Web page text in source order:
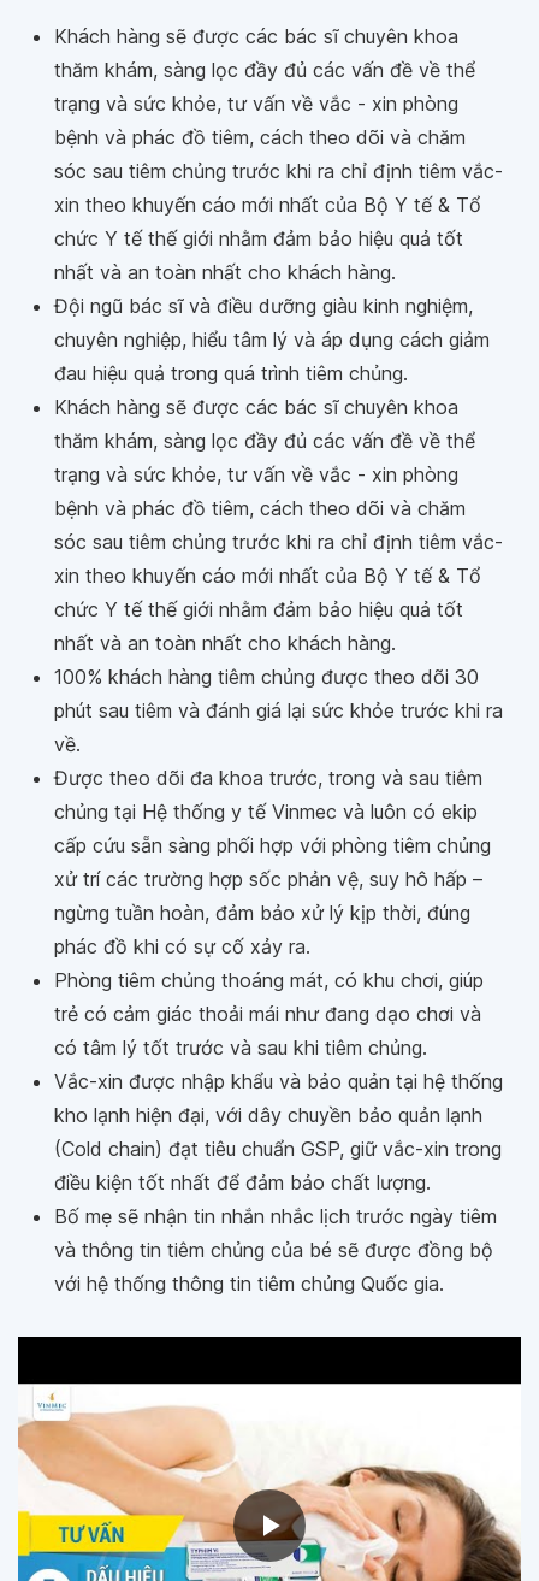
Khách hàng sẽ được các bác sĩ chuyên khoa
thăm khám, sàng lọc đầy đủ các vấn đề về thể
trạng và sức khỏe, tư vấn về vắc - xin phòng
bệnh và phác đồ tiêm, cách theo dõi và chăm
sóc sau tiêm chủng trước khi ra chỉ định tiêm vắc-
xin theo khuyến cáo mới nhất của Bộ Y tế & Tổ
chức Y tế thế giới nhằm đảm bảo hiệu quả tốt
nhất và an toàn nhất cho khách hàng.
Đội ngũ bác sĩ và điều dưỡng giàu kinh nghiệm,
chuyên nghiệp, hiểu tâm lý và áp dụng cách giảm
đau hiệu quả trong quá trình tiêm chủng.
Khách hàng sẽ được các bác sĩ chuyên khoa
thăm khám, sàng lọc đầy đủ các vấn đề về thể
trạng và sức khỏe, tư vấn về vắc - xin phòng
bệnh và phác đồ tiêm, cách theo dõi và chăm
sóc sau tiêm chủng trước khi ra chỉ định tiêm vắc-
xin theo khuyến cáo mới nhất của Bộ Y tế & Tổ
chức Y tế thế giới nhằm đảm bảo hiệu quả tốt
nhất và an toàn nhất cho khách hàng.
100% khách hàng tiêm chủng được theo dõi 30
phút sau tiêm và đánh giá lại sức khỏe trước khi ra
về.
Được theo dõi đa khoa trước, trong và sau tiêm
chủng tại Hệ thống y tế Vinmec và luôn có ekip
cấp cứu sẵn sàng phối hợp với phòng tiêm chủng
xử trí các trường hợp sốc phản vệ, suy hô hấp –
ngừng tuần hoàn, đảm bảo xử lý kịp thời, đúng
phác đồ khi có sự cố xảy ra.
Phòng tiêm chủng thoáng mát, có khu chơi, giúp
trẻ có cảm giác thoải mái như đang dạo chơi và
có tâm lý tốt trước và sau khi tiêm chủng.
Vắc-xin được nhập khẩu và bảo quản tại hệ thống
kho lạnh hiện đại, với dây chuyền bảo quản lạnh
(Cold chain) đạt tiêu chuẩn GSP, giữ vắc-xin trong
điều kiện tốt nhất để đảm bảo chất lượng.
Bố mẹ sẽ nhận tin nhắn nhắc lịch trước ngày tiêm
và thông tin tiêm chủng của bé sẽ được đồng bộ
với hệ thống thông tin tiêm chủng Quốc gia.